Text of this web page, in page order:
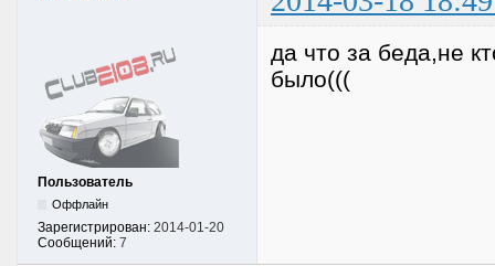
Пользователь
Оффлайн
Зарегистрирован: 2014-01-20
Сообщений: 7
да что за беда,не
было(((